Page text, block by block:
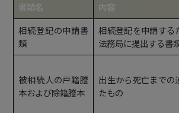
書類名 内容
相続登記の申請書
類
相続登記を申請する
法務局に提出する書
被相続人の戸籍謄
本および除籍謄本
出生から死亡までの
たもの